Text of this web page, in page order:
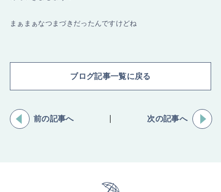
まぁまぁなつまづきだったんですけどね
ブログ記事一覧に戻る
前の記事へ 次の記事へ